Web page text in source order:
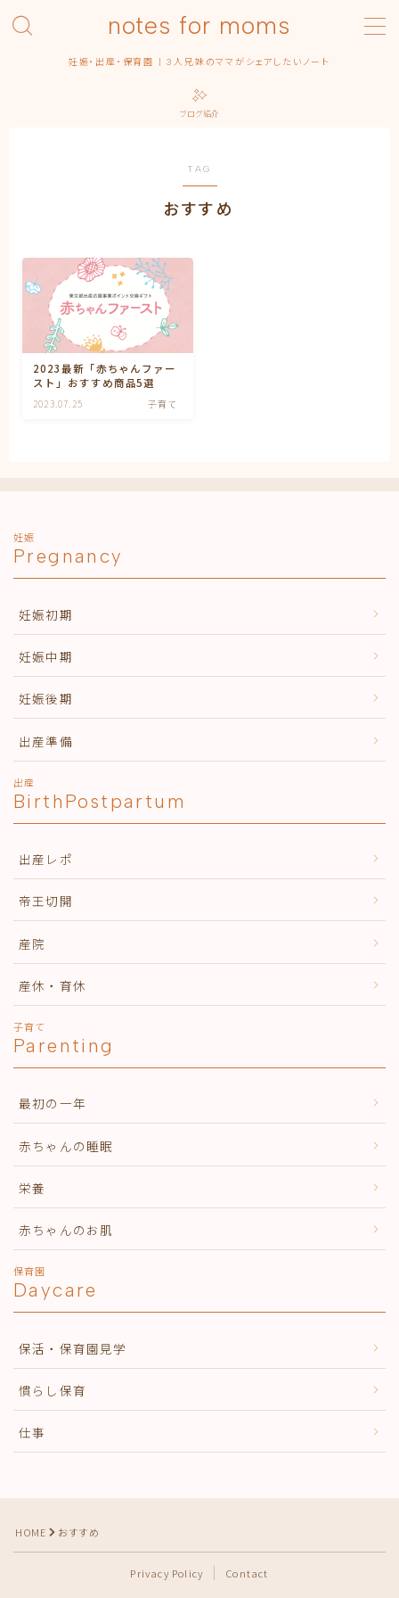
notes for moms
妊娠・出産・保育園 | 3人兄妹のママがシェアしたいノート
MENU
みんなの出産エピソード
出産
出産準備
出産記録
まるっ子
弟くん
末っ子ちゃん
利用規約／特定商取引法に基づく表記
妊娠
子育て
運営者情報
ブログ紹介
TAG
おすすめ
2023最新「赤ちゃんファー
スト」おすすめ商品5選
2023.07.25 子育て
妊娠
Pregnancy
妊娠初期
妊娠中期
妊娠後期
出産準備
出産
BirthPostpartum
出産レポ
帝王切開
産院
産休・育休
子育て
Parenting
最初の一年
赤ちゃんの睡眠
栄養
赤ちゃんのお肌
保育園
Daycare
保活・保育園見学
慣らし保育
仕事
HOME おすすめ
Privacy Policy Contact